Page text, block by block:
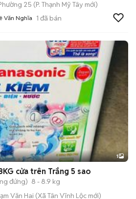
25 (P. Thạnh Mỹ Tây mới)
Văn Nghĩa 1 đã bán
1
cửa trên Trắng 5 sao
đứng) 8 - 8.9 kg
Văn Hai (Xã Tân Vĩnh Lộc mới)